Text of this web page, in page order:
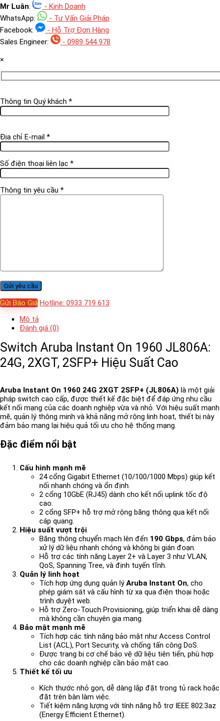
Mr Luân:
- Kinh Doanh
WhatsApp:
- Tư Vấn Giải Pháp
Facebook:
- Hỗ Trợ Đơn Hàng
Sales Engineer:
- 0989 544 978
×
Thông tin Quý khách *
Địa chỉ E-mail *
Số điện thoại liên lạc *
Thông tin yêu cầu *
Gửi Báo Giá Hotline: 0933 719 613
Mô tả
Đánh giá (0)
Switch Aruba Instant On 1960 JL806A:
24G, 2XGT, 2SFP+ Hiệu Suất Cao
Aruba Instant On 1960 24G 2XGT 2SFP+ (JL806A) là một giải
pháp switch cao cấp, được thiết kế đặc biệt để đáp ứng nhu cầu
kết nối mạng của các doanh nghiệp vừa và nhỏ. Với hiệu suất mạnh
mẽ, quản lý thông minh và khả năng mở rộng linh hoạt, thiết bị này
đảm bảo mang lại hiệu quả tối ưu cho hệ thống mạng.
Đặc điểm nổi bật
Cấu hình mạnh mẽ
24 cổng Gigabit Ethernet (10/100/1000 Mbps) giúp kết
nối nhanh chóng và ổn định.
2 cổng 10GbE (RJ45) dành cho kết nối uplink tốc độ
cao.
2 cổng SFP+ hỗ trợ mở rộng băng thông qua kết nối
cáp quang.
Hiệu suất vượt trội
Băng thông chuyển mạch lên đến 190 Gbps, đảm bảo
xử lý dữ liệu nhanh chóng và không bị gián đoạn.
Hỗ trợ các tính năng Layer 2+ và Layer 3 như VLAN,
QoS, Spanning Tree, và định tuyến tĩnh.
Quản lý linh hoạt
Tích hợp ứng dụng quản lýAruba Instant On, cho
phép giám sát và cấu hình từ xa qua điện thoại hoặc
trình duyệt web.
Hỗ trợ Zero-Touch Provisioning, giúp triển khai dễ dàng
mà không cần chuyên gia mạng.
Bảo mật mạnh mẽ
Tích hợp các tính năng bảo mật như Access Control
List (ACL), Port Security, và chống tấn công DoS.
Được trang bị cơ chế bảo vệ dữ liệu tiên tiến, phù hợp
cho các doanh nghiệp cần bảo mật cao.
Thiết kế tối ưu
Kích thước nhỏ gọn, dễ dàng lắp đặt trong tủ rack hoặc
đặt trên bàn làm việc.
Tiết kiệm năng lượng với tính năng hỗ trợ IEEE 802.3az
(Energy Efficient Ethernet).